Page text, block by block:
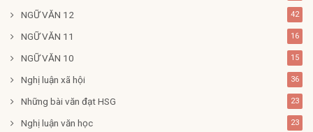
NGỮ VĂN 12 42
NGỮ VĂN 11 16
NGỮ VĂN 10 15
Nghị luận xã hội 36
Những bài văn đạt HSG 23
Nghị luận văn học 23